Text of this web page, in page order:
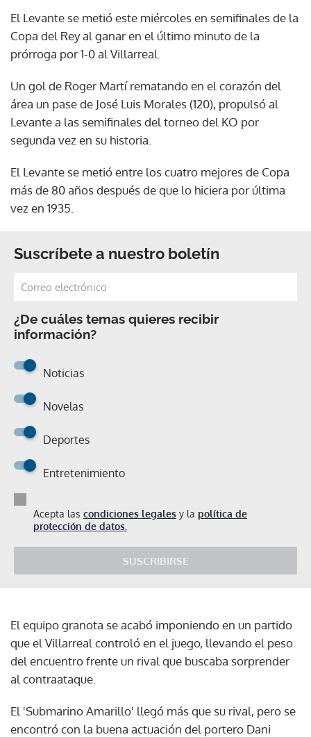
El Levante se metió este miércoles en semifinales de la
Copa del Rey al ganar en el último minuto de la
prórroga por 1-0 al Villarreal.
Un gol de Roger Martí rematando en el corazón del
área un pase de José Luis Morales (120), propulsó al
Levante a las semifinales del torneo del KO por
segunda vez en su historia.
El Levante se metió entre los cuatro mejores de Copa
más de 80 años después de que lo hiciera por última
vez en 1935.
Suscríbete a nuestro boletín
¿De cuáles temas quieres recibir
información?
Noticias
Novelas
Deportes
Entretenimiento
Acepta las condiciones legales y la política de
protección de datos.
SUSCRIBIRSE
El equipo granota se acabó imponiendo en un partido
que el Villarreal controló en el juego, llevando el peso
del encuentro frente un rival que buscaba sorprender
al contraataque.
El 'Submarino Amarillo' llegó más que su rival, pero se
encontró con la buena actuación del portero Dani